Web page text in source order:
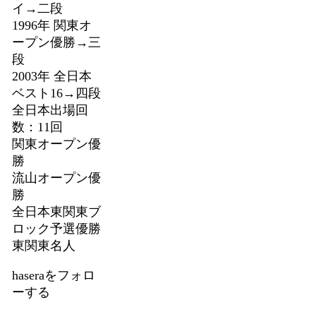
イ→二段
1996年 関東オ
ープン優勝→三
段
2003年 全日本
ベスト16→四段
全日本出場回
数：11回
関東オープン優
勝
流山オープン優
勝
全日本東関東ブ
ロック予選優勝
東関東名人
haseraをフォロ
ーする